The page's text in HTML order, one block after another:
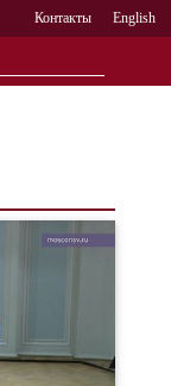
Контакты English